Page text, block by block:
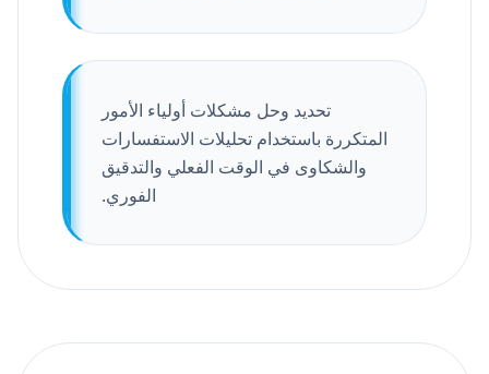
تحديد وحل مشكلات أولياء الأمور
المتكررة باستخدام تحليلات الاستفسارات
والشكاوى في الوقت الفعلي والتدقيق
الفوري.